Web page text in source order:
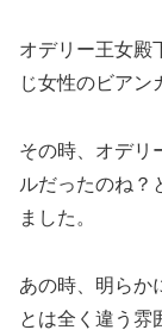
オデリー王女殿
じ女性のビアン
その時、オデリ
ルだったのね？
ました。
あの時、明らか
とは全く違う雰